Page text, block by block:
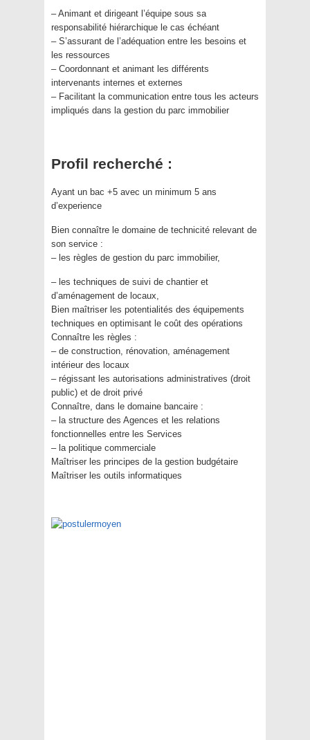
– Animant et dirigeant l’équipe sous sa
responsabilité hiérarchique le cas échéant
– S’assurant de l’adéquation entre les besoins et
les ressources
– Coordonnant et animant les différents
intervenants internes et externes
– Facilitant la communication entre tous les acteurs
impliqués dans la gestion du parc immobilier
Profil recherché :
Ayant un bac +5 avec un minimum 5 ans
d’experience
Bien connaître le domaine de technicité relevant de
son service :
– les règles de gestion du parc immobilier,
– les techniques de suivi de chantier et
d’aménagement de locaux,
Bien maîtriser les potentialités des équipements
techniques en optimisant le coût des opérations
Connaître les règles :
– de construction, rénovation, aménagement
intérieur des locaux
– régissant les autorisations administratives (droit
public) et de droit privé
Connaître, dans le domaine bancaire :
– la structure des Agences et les relations
fonctionnelles entre les Services
– la politique commerciale
Maîtriser les principes de la gestion budgétaire
Maîtriser les outils informatiques